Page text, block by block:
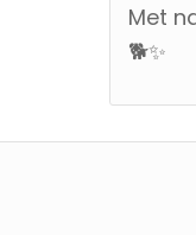
Met
🐕✨